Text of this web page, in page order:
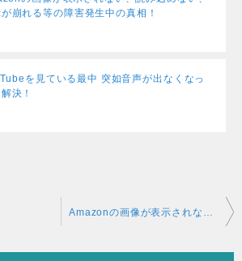
崩れる等の障害発生中の真相！
を見ている最中 突如音声が出なくなっ
決！
Amazonの画像が表示されない、読み込めない、表示が崩れる等の障害発生中の真相！